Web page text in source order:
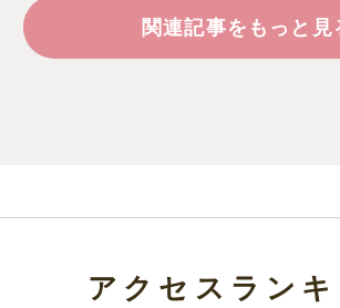
関連記事をもっと見
アクセスラン